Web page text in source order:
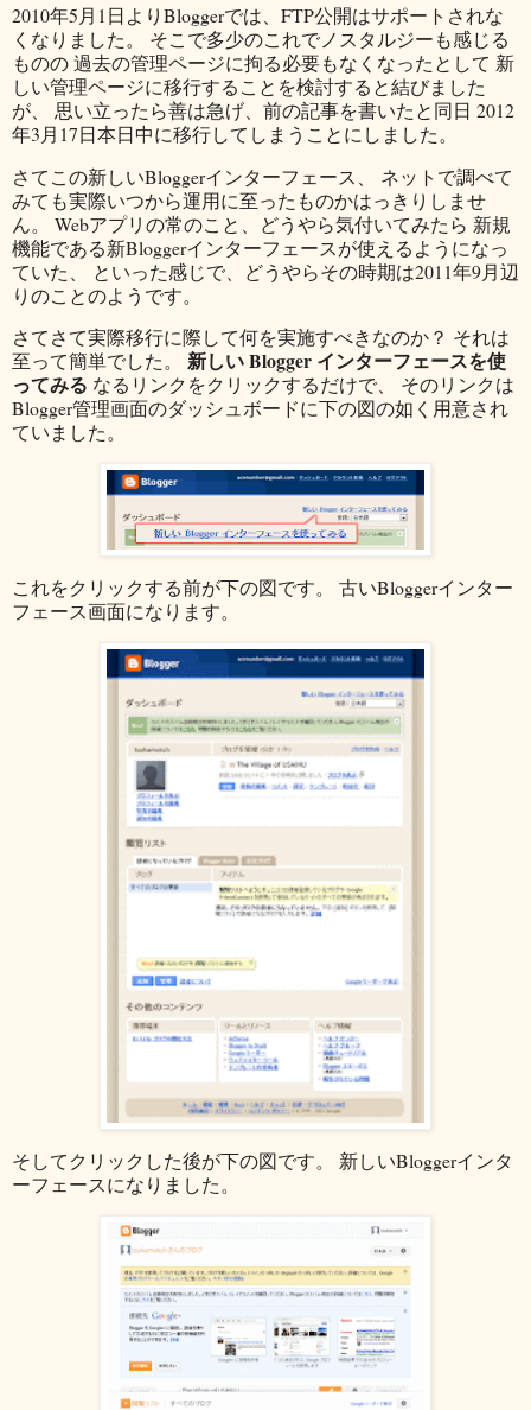
2010年5月1日よりBloggerでは、FTP公開はサポートされな
くなりました。 そこで多少のこれでノスタルジーも感じる
ものの 過去の管理ページに拘る必要もなくなったとして 新
しい管理ページに移行することを検討すると結びました
が、 思い立ったら善は急げ、前の記事を書いたと同日 2012
年3月17日本日中に移行してしまうことにしました。
さてこの新しいBloggerインターフェース、 ネットで調べて
みても実際いつから運用に至ったものかはっきりしませ
ん。 Webアプリの常のこと、どうやら気付いてみたら 新規
機能である新Bloggerインターフェースが使えるようになっ
ていた、 といった感じで、どうやらその時期は2011年9月辺
りのことのようです。
さてさて実際移行に際して何を実施すべきなのか？ それは
至って簡単でした。 新しい Blogger インターフェースを使
ってみる なるリンクをクリックするだけで、 そのリンクは
Blogger管理画面のダッシュボードに下の図の如く用意され
ていました。
これをクリックする前が下の図です。 古いBloggerインター
フェース画面になります。
そしてクリックした後が下の図です。 新しいBloggerインタ
ーフェースになりました。